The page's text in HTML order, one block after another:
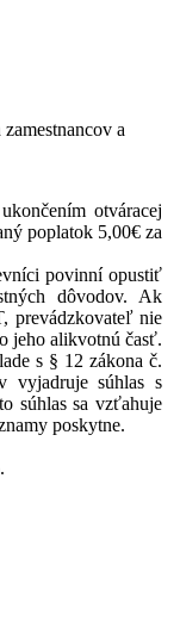
a
otváracej
poplatok 5,00€ za
povinní opustiť
dôvodov. Ak
prevádzkovateľ nie
jeho alikvotnú časť.
s § 12 zákona č.
vyjadruje súhlas s
súhlas sa vzťahuje
poskytne.